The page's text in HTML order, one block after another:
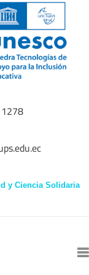
y Ciencia Solidaria